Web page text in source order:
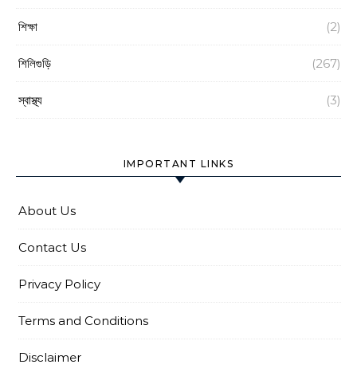
শিক্ষা (2)
শিলিগুড়ি (267)
স্বাস্থ্য (3)
IMPORTANT LINKS
About Us
Contact Us
Privacy Policy
Terms and Conditions
Disclaimer